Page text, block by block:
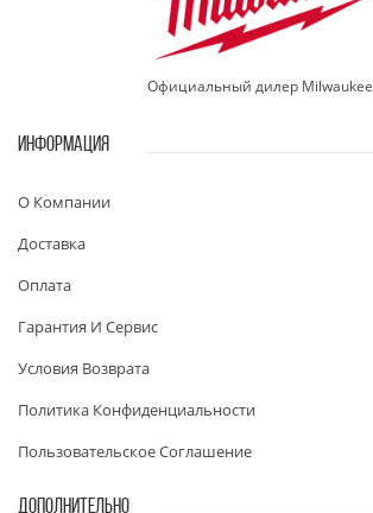
Официальный дилер Milwaukee
ИНФОРМАЦИЯ
О Компании
Доставка
Оплата
Гарантия И Сервис
Условия Возврата
Политика Конфиденциальности
Пользовательское Соглашение
ДОПОЛНИТЕЛЬНО